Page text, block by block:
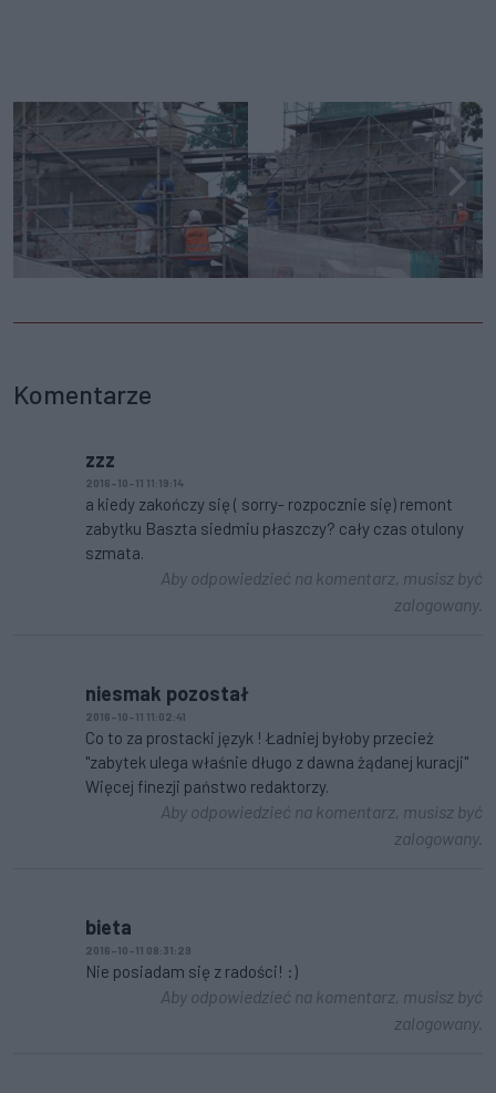
Komentarze
zzz
2016-10-11 11:19:14
a kiedy zakończy się ( sorry- rozpocznie się) remont
zabytku Baszta siedmiu płaszczy? cały czas otulony
szmata.
Aby odpowiedzieć na komentarz, musisz być
zalogowany.
niesmak pozostał
2016-10-11 11:02:41
Co to za prostacki język ! Ładniej byłoby przecież
"zabytek ulega właśnie długo z dawna żądanej kuracji"
Więcej finezji państwo redaktorzy.
Aby odpowiedzieć na komentarz, musisz być
zalogowany.
bieta
2016-10-11 08:31:29
Nie posiadam się z radości! :)
Aby odpowiedzieć na komentarz, musisz być
zalogowany.